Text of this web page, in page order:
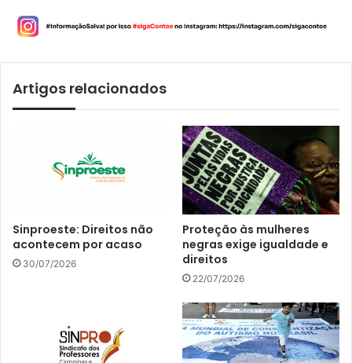
Artigos relacionados
Sinproeste: Direitos não
acontecem por acaso
30/07/2026
Proteção às mulheres
negras exige igualdade e
direitos
22/07/2026